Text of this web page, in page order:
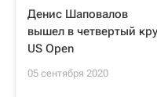
Денис Шаповалов
вышел в четвертый
US Open
05 сентября 2020